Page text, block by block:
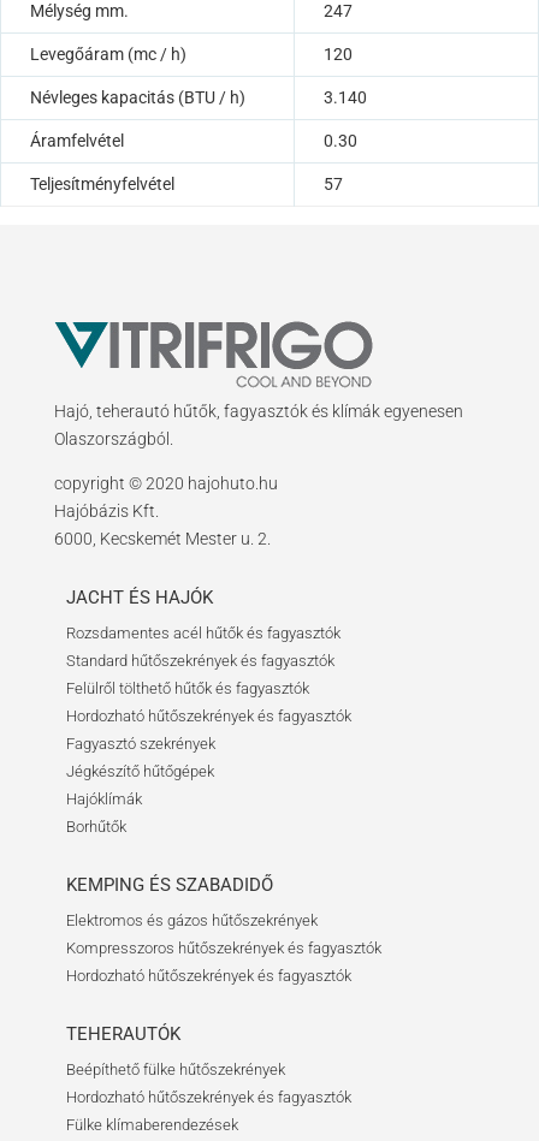
Mélység mm. 247
Levegőáram (mc / h) 120
Névleges kapacitás (BTU / h) 3.140
Áramfelvétel 0.30
Teljesítményfelvétel 57
Hajó, teherautó hűtők, fagyasztók és klímák egyenesen
Olaszországból.
copyright © 2020 hajohuto.hu
Hajóbázis Kft.
6000, Kecskemét Mester u. 2.
JACHT ÉS HAJÓK
Rozsdamentes acél hűtők és fagyasztók
Standard hűtőszekrények és fagyasztók
Felülről tölthető hűtők és fagyasztók
Hordozható hűtőszekrények és fagyasztók
Fagyasztó szekrények
Jégkészítő hűtőgépek
Hajóklímák
Borhűtők
KEMPING ÉS SZABADIDŐ
Elektromos és gázos hűtőszekrények
Kompresszoros hűtőszekrények és fagyasztók
Hordozható hűtőszekrények és fagyasztók
TEHERAUTÓK
Beépíthető fülke hűtőszekrények
Hordozható hűtőszekrények és fagyasztók
Fülke klímaberendezések